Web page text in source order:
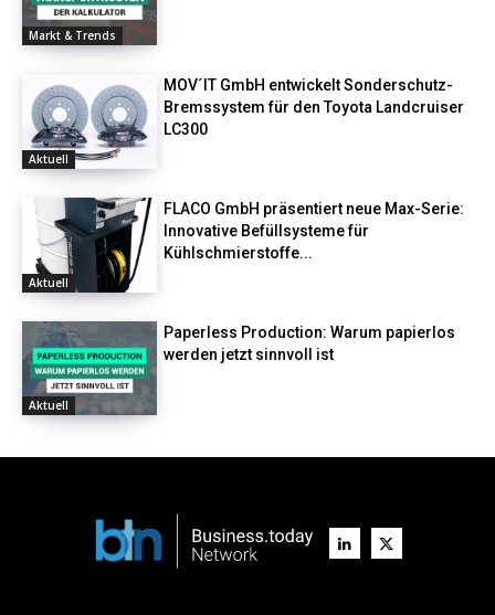
Markt & Trends
Aktuell
MOV´IT GmbH entwickelt Sonderschutz-
Bremssystem für den Toyota Landcruiser
LC300
Aktuell
FLACO GmbH präsentiert neue Max-Serie:
Innovative Befüllsysteme für
Kühlschmierstoffe...
Aktuell
Paperless Production: Warum papierlos
werden jetzt sinnvoll ist